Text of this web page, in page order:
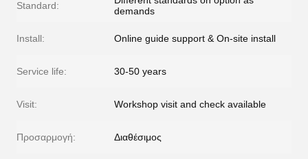
Standard:
demands
Install: Online guide support & On-site install
Service life: 30-50 years
Visit: Workshop visit and check available
Προσαρμογή: Διαθέσιμος